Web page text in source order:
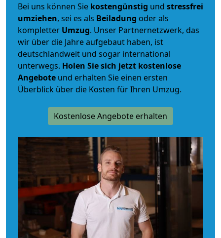
Bei uns können Sie kostengünstig und stressfrei
umziehen, sei es als Beiladung oder als
kompletter Umzug. Unser Partnernetzwerk, das
wir über die Jahre aufgebaut haben, ist
deutschlandweit und sogar international
unterwegs. Holen Sie sich jetzt kostenlose
Angebote und erhalten Sie einen ersten
Überblick über die Kosten für Ihren Umzug.
Kostenlose Angebote erhalten